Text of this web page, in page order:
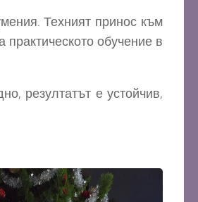
Техният принос към
практическото обучение в
резултатът е устойчив,